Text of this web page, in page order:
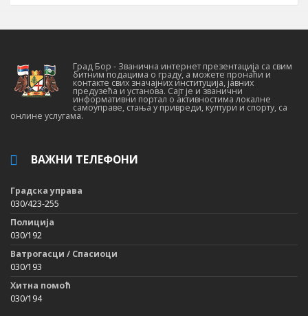
Град Бор - Званична интернет презентација са свим
битним подацима о граду, а можете пронаћи и
контакте свих значајних институција, јавних
предузећа и установа. Сајт је и званични
информативни портал о активностима локалне
самоуправе, стања у привреди, култури и спорту, са
онлине услугама.
ВАЖНИ ТЕЛЕФОНИ
Градска управа
030/423-255
Полиција
030/192
Ватрогасци / Спасиоци
030/193
Хитна помоћ
030/194